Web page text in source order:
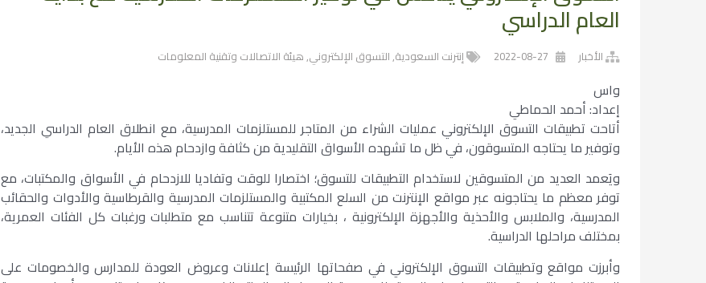
العام الدراسي
الأخبار 2022-08-27 إنترنت السعودية,التسوق الإلكتروني,هيئة الاتصالات وتقنية المعلومات
واس
إعداد: أحمد الحماطي
أتاحت تطبيقات التسوق الإلكتروني عمليات الشراء من المتاجر للمستلزمات المدرسية، مع انطلاق العام الدراسي الجديد،
وتوفير ما يحتاجه المتسوقون، في ظل ما تشهده الأسواق التقليدية من كثافة وازدحام هذه الأيام.
ويَعمد العديد من المتسوقين لاستخدام التطبيقات للتسوق؛ اختصارا للوقت وتفاديا للازدحام في الأسواق والمكتبات، مع
توفر معظم ما يحتاجونه عبر مواقع الإنترنت من السلع المكتبية والمستلزمات المدرسية والقرطاسية والأدوات والحقائب
المدرسية، والملابس والأحذية والأجهزة الإلكترونية ، بخيارات متنوعة تتناسب مع متطلبات ورغبات كل الفئات العمرية،
بمختلف مراحلها الدراسية.
وأبرزت مواقع وتطبيقات التسوق الإلكتروني في صفحاتها الرئيسة إعلانات وعروض العودة للمدارس والخصومات على